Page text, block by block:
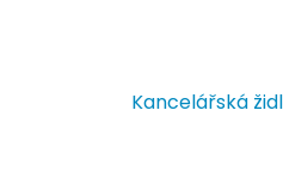
Kancelářská